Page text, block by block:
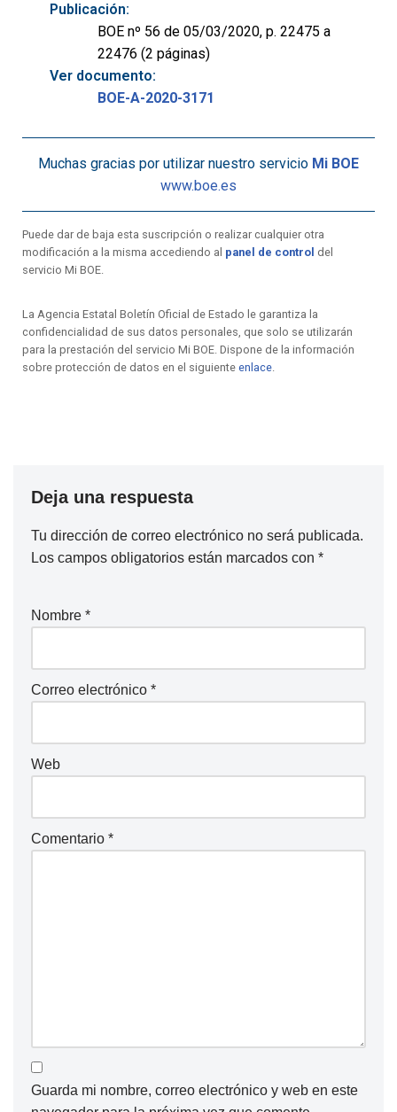
Publicación:
BOE nº 56 de 05/03/2020, p. 22475 a
22476 (2 páginas)
Ver documento:
BOE-A-2020-3171
Muchas gracias por utilizar nuestro servicio Mi BOE
www.boe.es
Puede dar de baja esta suscripción o realizar cualquier otra
modificación a la misma accediendo al panel de control del
servicio Mi BOE.
La Agencia Estatal Boletín Oficial de Estado le garantiza la
confidencialidad de sus datos personales, que solo se utilizarán
para la prestación del servicio Mi BOE. Dispone de la información
sobre protección de datos en el siguiente enlace.
Deja una respuesta
Tu dirección de correo electrónico no será publicada.
Los campos obligatorios están marcados con *
Nombre *
Correo electrónico *
Web
Comentario *
Guarda mi nombre, correo electrónico y web en este